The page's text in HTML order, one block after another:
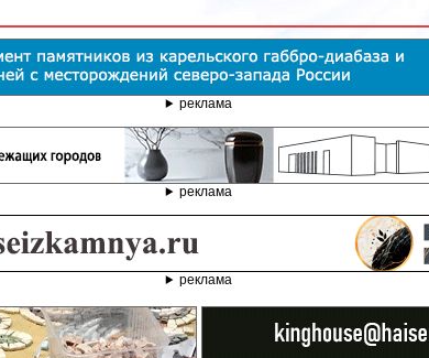
реклама
реклама
реклама